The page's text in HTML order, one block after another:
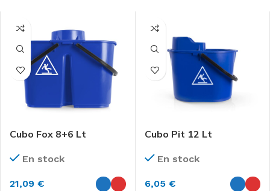
Cubo Fox 8+6 Lt
En stock
21,09 €
Cubo Pit 12 Lt
En stock
6,05 €